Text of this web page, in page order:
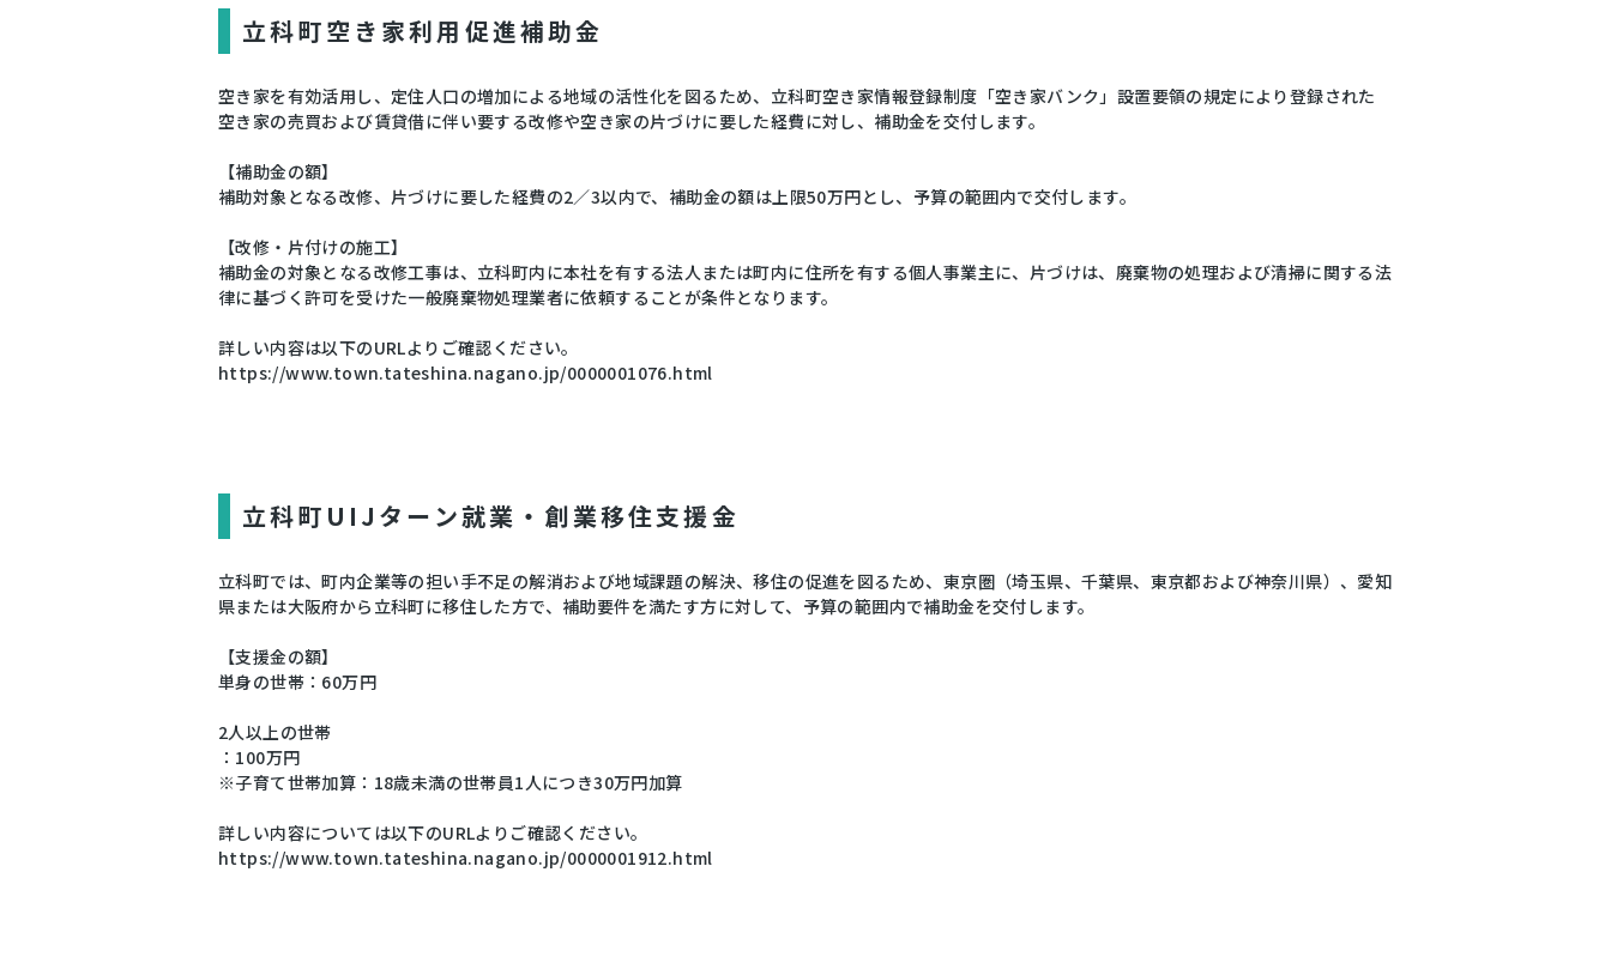
立科町空き家利用促進補助金
空き家を有効活用し、定住人口の増加による地域の活性化を図るため、立科町空き家情報登録制度「空き家バンク」設置要領の規定により登録された
空き家の売買および賃貸借に伴い要する改修や空き家の片づけに要した経費に対し、補助金を交付します。
【補助金の額】
補助対象となる改修、片づけに要した経費の2／3以内で、補助金の額は上限50万円とし、予算の範囲内で交付します。
【改修・片付けの施工】
補助金の対象となる改修工事は、立科町内に本社を有する法人または町内に住所を有する個人事業主に、片づけは、廃棄物の処理および清掃に関する法
律に基づく許可を受けた一般廃棄物処理業者に依頼することが条件となります。
詳しい内容は以下のURLよりご確認ください。
https://www.town.tateshina.nagano.jp/0000001076.html
立科町UIJターン就業・創業移住支援金
立科町では、町内企業等の担い手不足の解消および地域課題の解決、移住の促進を図るため、東京圏（埼玉県、千葉県、東京都および神奈川県）、愛知
県または大阪府から立科町に移住した方で、補助要件を満たす方に対して、予算の範囲内で補助金を交付します。
【支援金の額】
単身の世帯：60万円
2人以上の世帯
：100万円
※子育て世帯加算：18歳未満の世帯員1人につき30万円加算
詳しい内容については以下のURLよりご確認ください。
https://www.town.tateshina.nagano.jp/0000001912.html